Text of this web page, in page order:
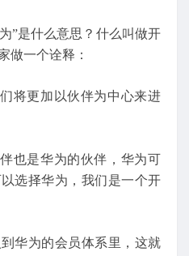
”是什么意思？什么叫做开
做一个诠释：
将更加以伙伴为中心来进
也是华为的伙伴，华为可
选择华为，我们是一个开
华为的会员体系里，这就